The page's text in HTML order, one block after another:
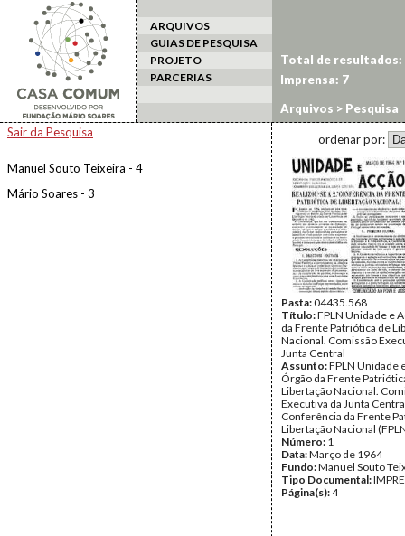
ARQUIVOS
GUIAS DE PESQUISA
PROJETO
PARCERIAS
Arquivos > Pesquisa
Sair da Pesquisa
Manuel Souto Teixeira - 4
Mário Soares - 3
Total de resultados:
Imprensa: 7
ordenar por:
Pasta:04435.568
Título:FPLN Unidade e
da Frente Patriótica de
Nacional. Comissão
Junta Central
Assunto:FPLN Unidade
Órgão da Frente
Libertação Nacional.
Executiva da Junta
Conferência da Frente
Libertação Nacional
Número: 1
Data:Março de 1964
Fundo:Manuel Souto
Tipo Documental:
Página(s):4